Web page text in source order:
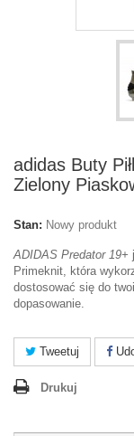
adidas Buty
Zielony
Stan: Nowy produkt
ADIDAS Predator 19+
Primeknit, która
dostosować się do
dopasowanie.
Tweetuj
Drukuj